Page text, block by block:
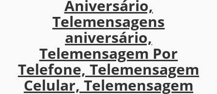
Aniversário,
Telemensagens
aniversário,
Telemensagem Por
Telefone, Telemensagem
Celular, Telemensagem